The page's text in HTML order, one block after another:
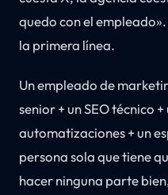
quedo con el
la primera línea.
Un empleado de
senior + un SEO técnico
automatizaciones + un
persona sola que tiene
hacer ninguna parte